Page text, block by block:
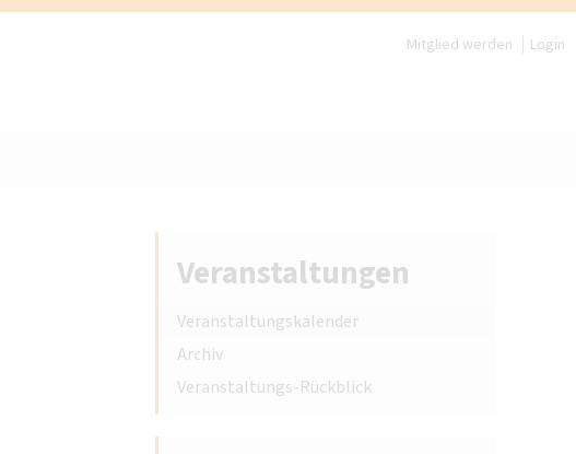
Mitglied werden Login
Veranstaltungen
Veranstaltungskalender
Archiv
Veranstaltungs-Rückblick